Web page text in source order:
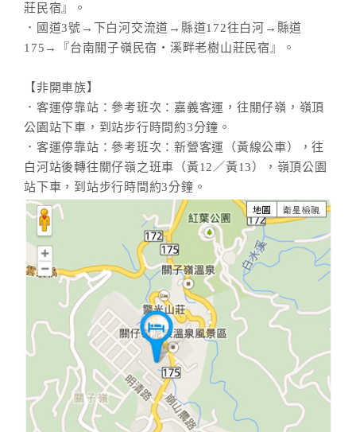
莊民宿』。
．國道3號→下白河交流道→縣道172往白河→縣道
175→『台南關子嶺民宿‧溪畔老樹山莊民宿』。
【非開車族】
．客運停靠站：參考班次：嘉義客運，往關仔嶺，嶺頂
公園站下車，到站步行時間約3分鐘。
．客運停靠站：參考班次：新營客運（黃線公車），往
白河站後轉往關仔嶺之班車（黃12／黃13），嶺頂公園
站下車，到站步行時間約3分鐘。